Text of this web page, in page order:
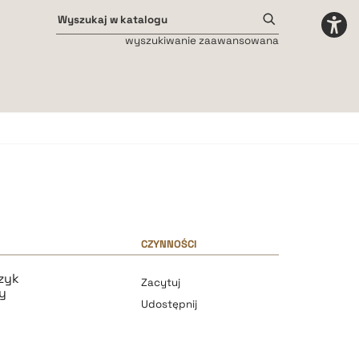
wyszukiwanie zaawansowana
CZYNNOŚCI
Zacytuj
Udostępnij